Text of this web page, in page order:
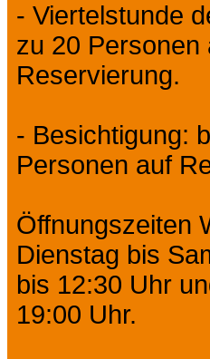
- Viertelstunde
zu 20 Personen
Reservierung.
- Besichtigung:
Personen auf
Öffnungszeiten
Dienstag bis
bis 12:30 Uhr
19:00 Uhr.